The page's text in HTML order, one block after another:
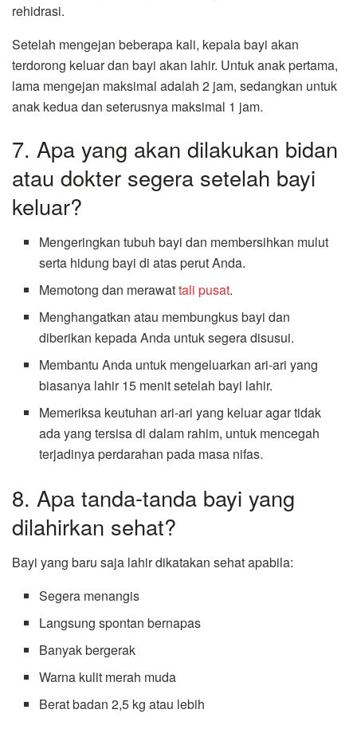
rehidrasi.
Setelah mengejan beberapa kali, kepala bayi akan
terdorong keluar dan bayi akan lahir. Untuk anak pertama,
lama mengejan maksimal adalah 2 jam, sedangkan untuk
anak kedua dan seterusnya maksimal 1 jam.
7. Apa yang akan dilakukan bidan
atau dokter segera setelah bayi
keluar?
Mengeringkan tubuh bayi dan membersihkan mulut
serta hidung bayi di atas perut Anda.
Memotong dan merawattali pusat.
Menghangatkan atau membungkus bayi dan
diberikan kepada Anda untuk segera disusui.
Membantu Anda untuk mengeluarkan ari-ari yang
biasanya lahir 15 menit setelah bayi lahir.
Memeriksa keutuhan ari-ari yang keluar agar tidak
ada yang tersisa di dalam rahim, untuk mencegah
terjadinya perdarahan pada masa nifas.
8. Apa tanda-tanda bayi yang
dilahirkan sehat?
Bayi yang baru saja lahir dikatakan sehat apabila:
Segera menangis
Langsung spontan bernapas
Banyak bergerak
Warna kulit merah muda
Berat badan 2,5 kg atau lebih